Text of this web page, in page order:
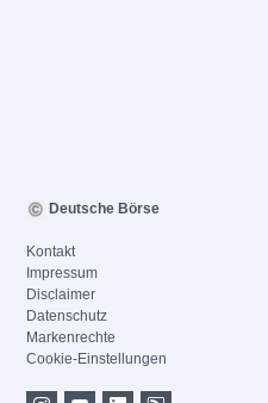
Deutsche Börse
Kontakt
Impressum
Disclaimer
Datenschutz
Markenrechte
Cookie-Einstellungen